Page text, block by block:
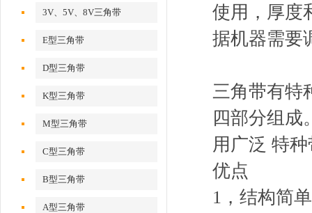
3V、5V、8V三角带
E型三角带
D型三角带
K型三角带
M型三角带
C型三角带
B型三角带
A型三角带
使用，厚度
据机器需要
三角带有特
四部分组成
用广泛 特
优点
1，结构简